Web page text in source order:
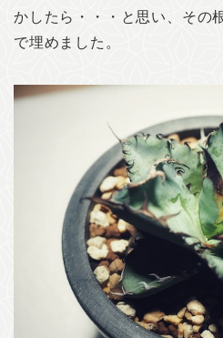
かしたら・・・と思い、その
で埋めました。